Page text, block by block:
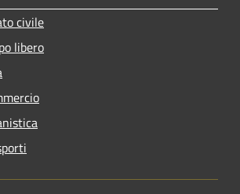
civile
libero